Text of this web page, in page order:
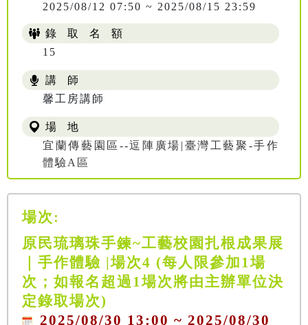
2025/08/12 07:50 ~ 2025/08/15 23:59
錄 取 名 額
15
講 師
馨工房講師
場 地
宜蘭傳藝園區--逗陣廣場|臺灣工藝聚-手作
體驗A區
場次:
原民琉璃珠手鍊~工藝校園扎根成果展
｜手作體驗 |場次4 (每人限參加1場
次；如報名超過1場次將由主辦單位決
定錄取場次)
2025/08/30 13:00 ~ 2025/08/30